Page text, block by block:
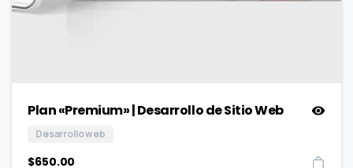
Plan «Premium» | Desarrollo de Sitio Web
Desarrollo web
$650.00